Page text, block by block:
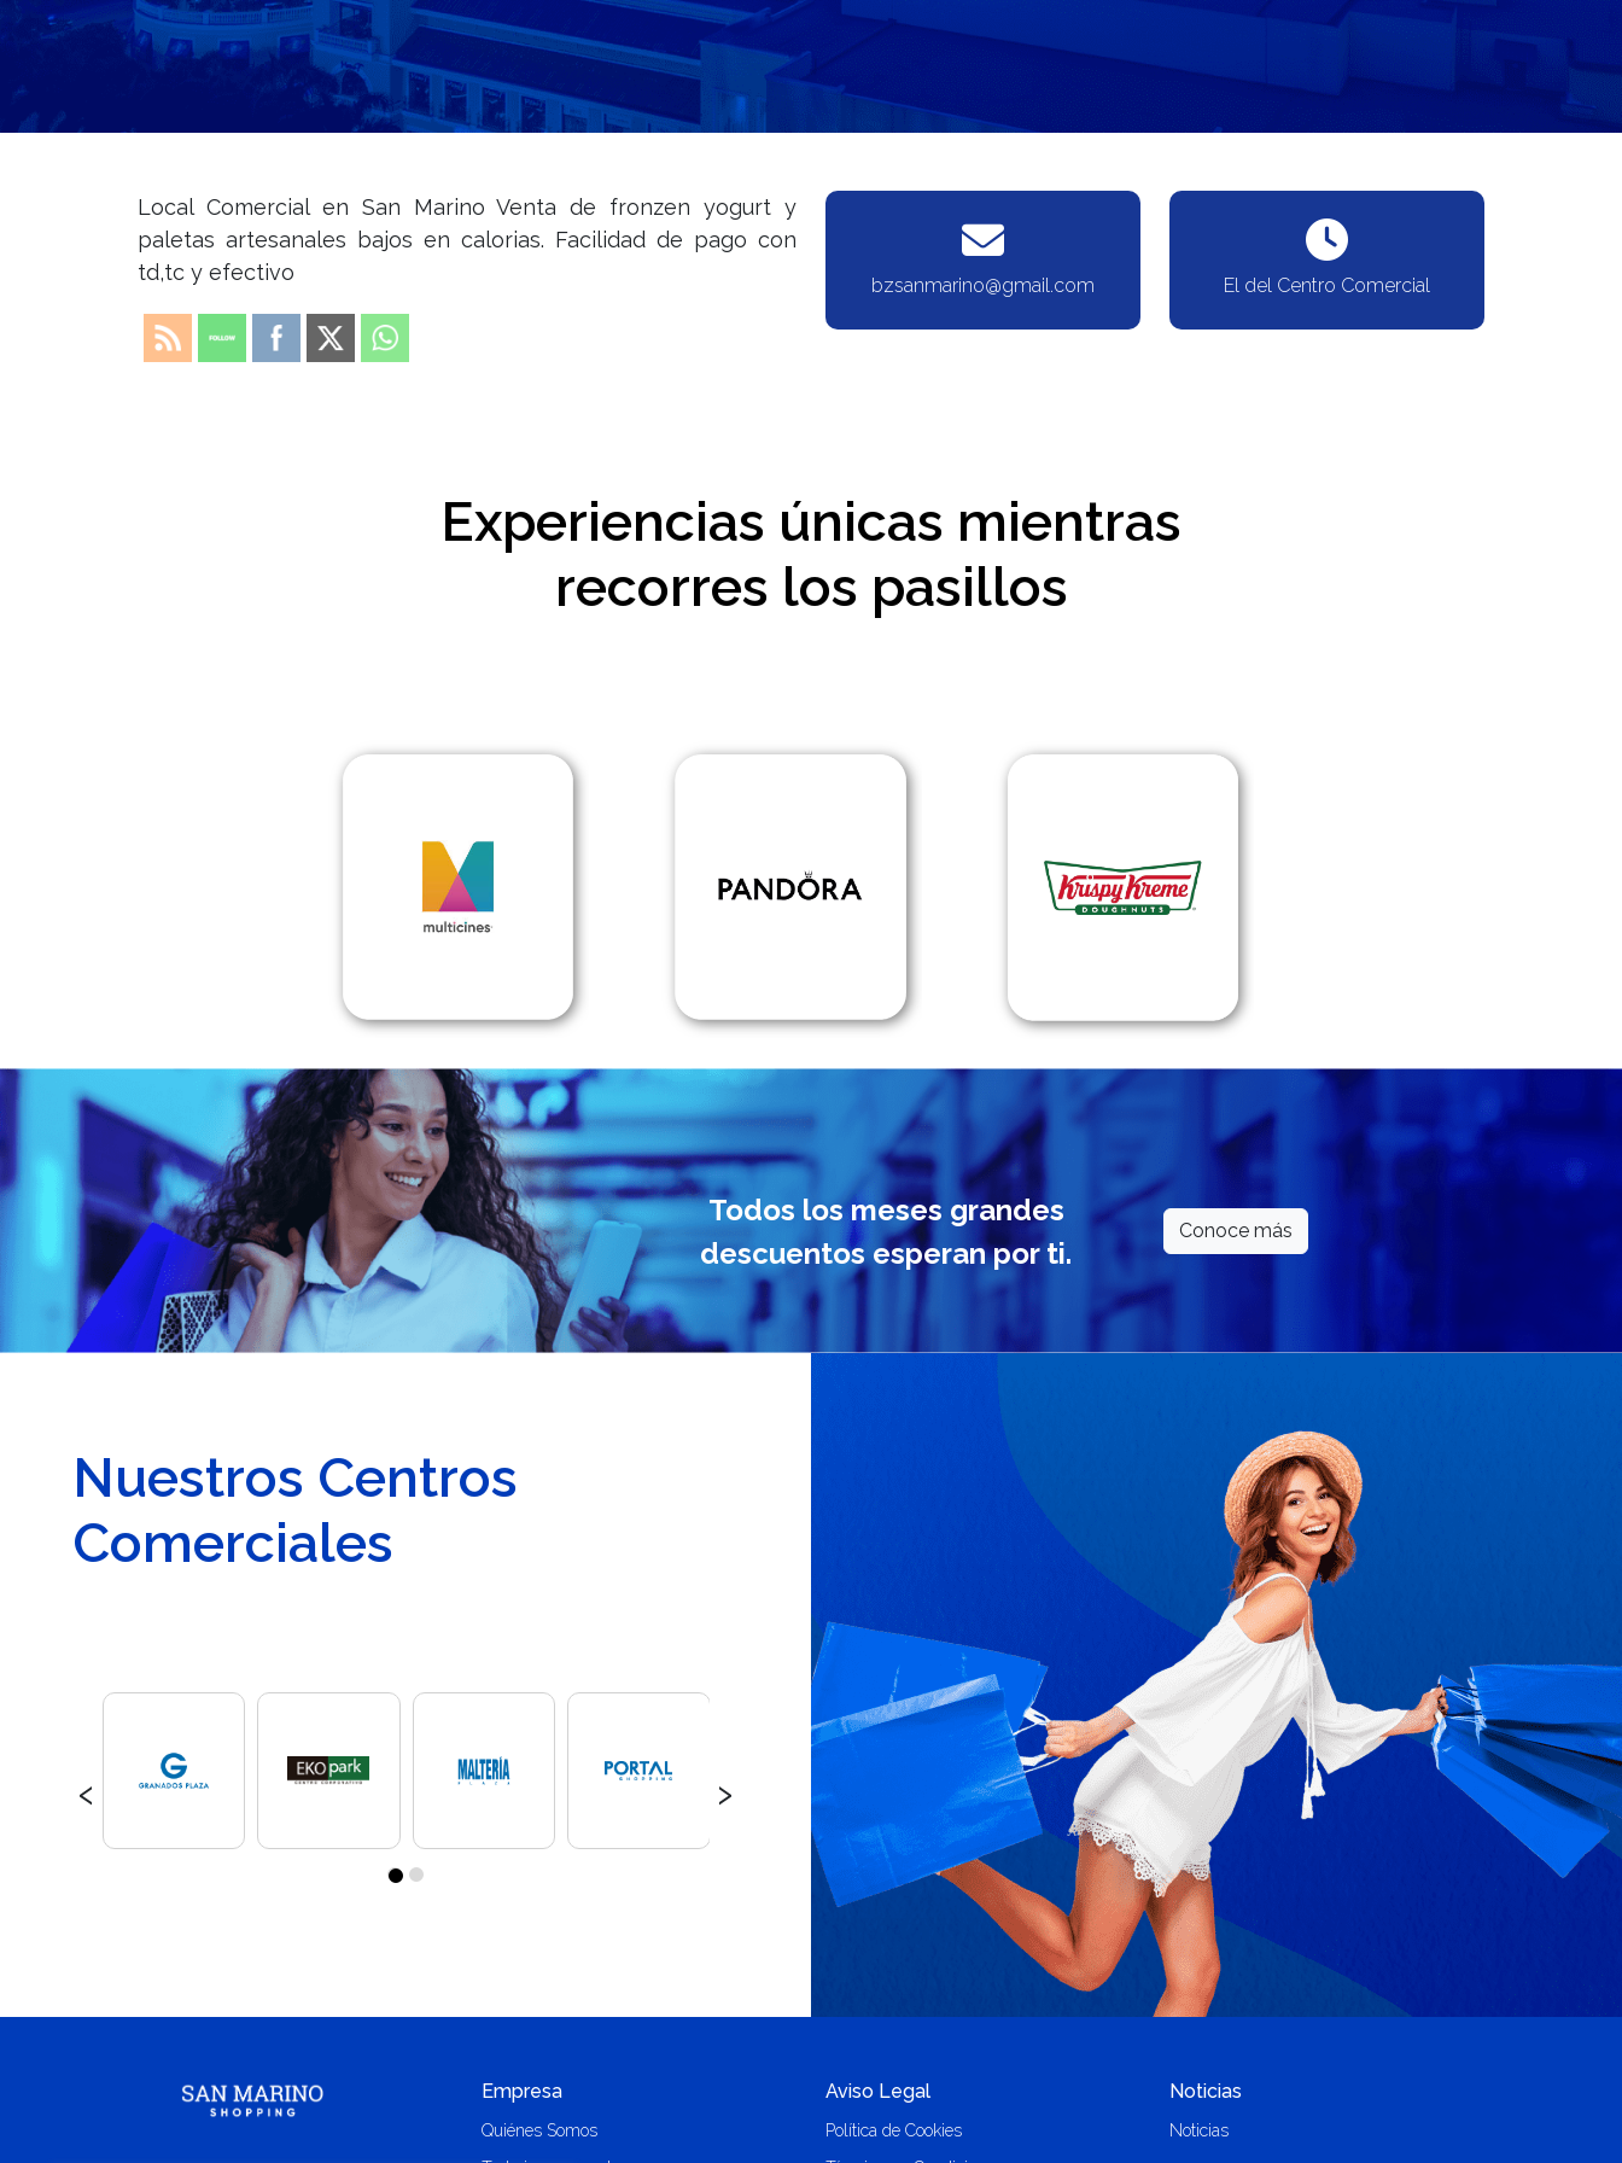
Local Comercial en San Marino Venta de fronzen yogurt y
paletas artesanales bajos en calorias. Facilidad de pago con
td,tc y efectivo
bzsanmarino@gmail.com El del Centro Comercial
Experiencias únicas mientras
recorres los pasillos
Todos los meses grandes
descuentos esperan por ti.
Conoce más
Nuestros Centros
Comerciales
‹ ›
Empresa
Quiénes Somos
Aviso Legal
Política de Cookies
Noticias
Noticias